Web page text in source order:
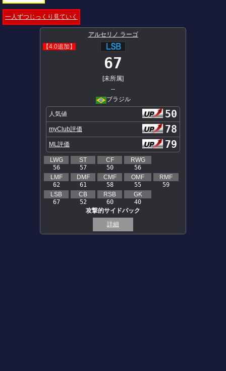
一人ずつじっくり見ていく
アルセリノ ラーゴ
【4.0追加】
67
[未所属]
--
ブラジル
人気値 50
myClub評価 78
ML評価 79
LWG
56
ST
57
CF
50
RWG
56
LMF
62
DMF
61
CMF
58
OMF
55
RMF
59
LSB
67
CB
52
RSB
60
GK
40
攻撃的サイドバック
詳細